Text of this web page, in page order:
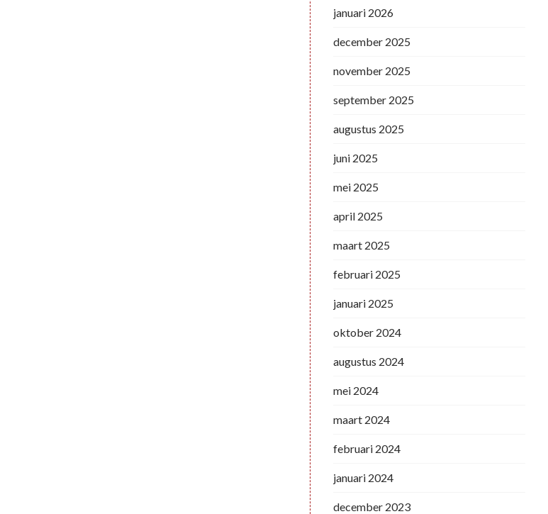
januari 2026
december 2025
november 2025
september 2025
augustus 2025
juni 2025
mei 2025
april 2025
maart 2025
februari 2025
januari 2025
oktober 2024
augustus 2024
mei 2024
maart 2024
februari 2024
januari 2024
december 2023